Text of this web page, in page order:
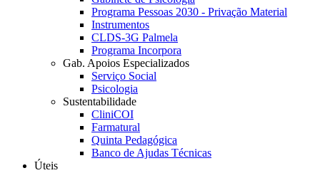
Programa Pessoas 2030 - Privação Material
Instrumentos
CLDS-3G Palmela
Programa Incorpora
Gab. Apoios Especializados
Serviço Social
Psicologia
Sustentabilidade
CliniCOI
Farmatural
Quinta Pedagógica
Banco de Ajudas Técnicas
Úteis